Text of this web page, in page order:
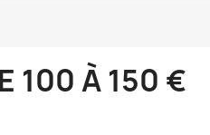
100 À 150 €